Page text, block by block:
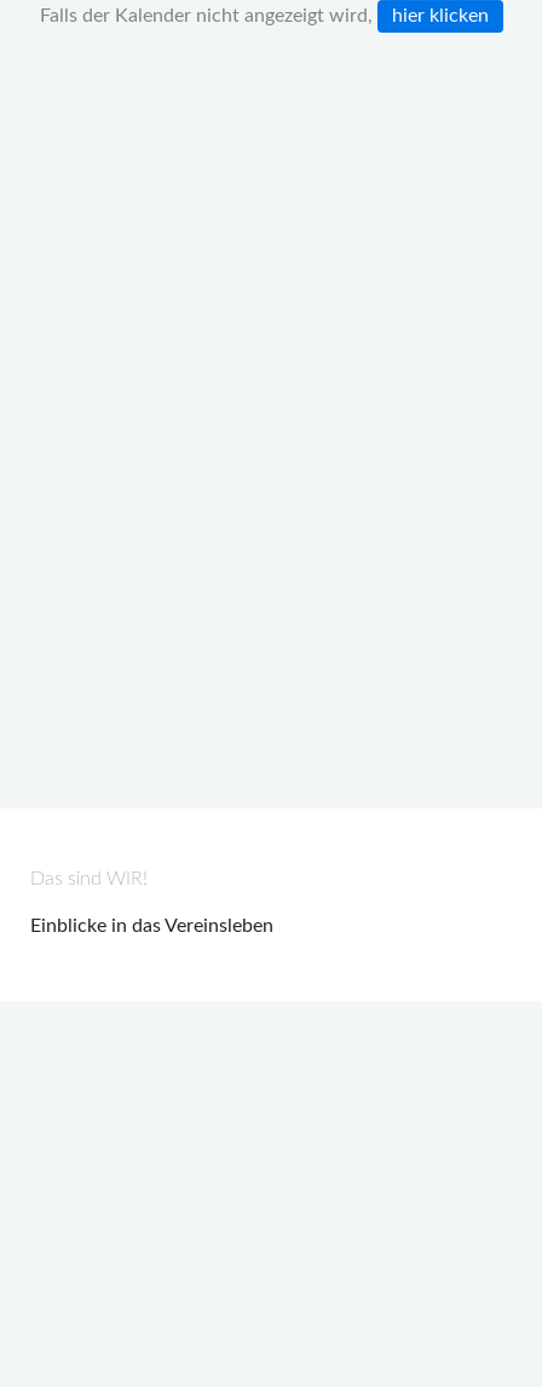
Falls der Kalender nicht angezeigt wird, hier klicken
Das sind WIR!
Einblicke in das Vereinsleben